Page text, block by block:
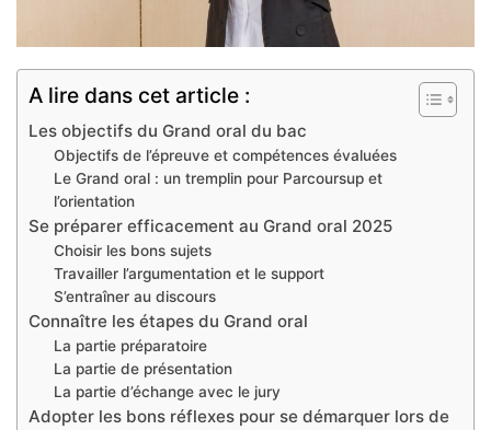
A lire dans cet article :
Les objectifs du Grand oral du bac
Objectifs de l’épreuve et compétences évaluées
Le Grand oral : un tremplin pour Parcoursup et
l’orientation
Se préparer efficacement au Grand oral 2025
Choisir les bons sujets
Travailler l’argumentation et le support
S’entraîner au discours
Connaître les étapes du Grand oral
La partie préparatoire
La partie de présentation
La partie d’échange avec le jury
Adopter les bons réflexes pour se démarquer lors de